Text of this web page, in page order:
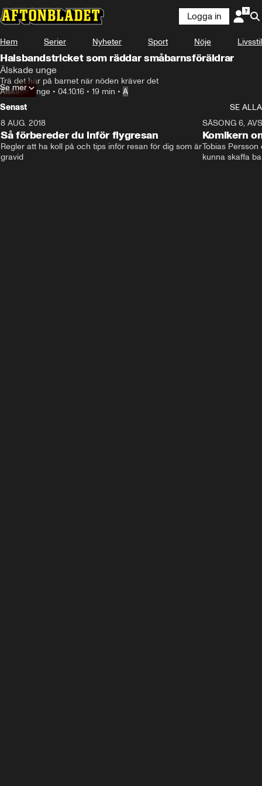
Logga in
Hem Serier Nyheter Sport Nöje Livsstil
Halsbandstricket som räddar småbarnsföräldrar
Älskade unge
Trä det här på barnet när nöden kräver det
Älskade unge • 04.10.16 • 19 min • A
Se mer
Senast
SE ALLA
8 AUG. 2018
Så förbereder du inför flygresan
Regler att ha koll på och tips inför resan för dig som är
gravid
SÄSONG 6,
Komikern
Tobias
kunna skaffa